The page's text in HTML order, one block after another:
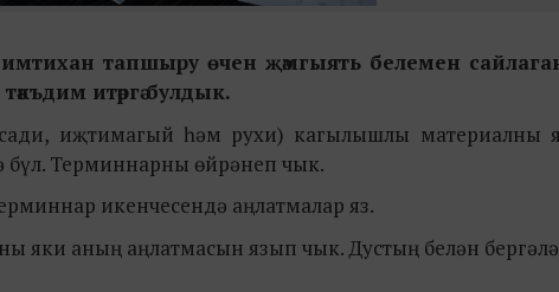
имтихан тапшыру өчен җәмгыять белемен
итәргә булдык.
иҗтимагый һәм рухи) кагылышлы материалны
бүл. Терминнарны өйрәнеп чык.
икенчесендә аңлатмалар яз.
яки аның аңлатмасын язып чык. Дустың белән